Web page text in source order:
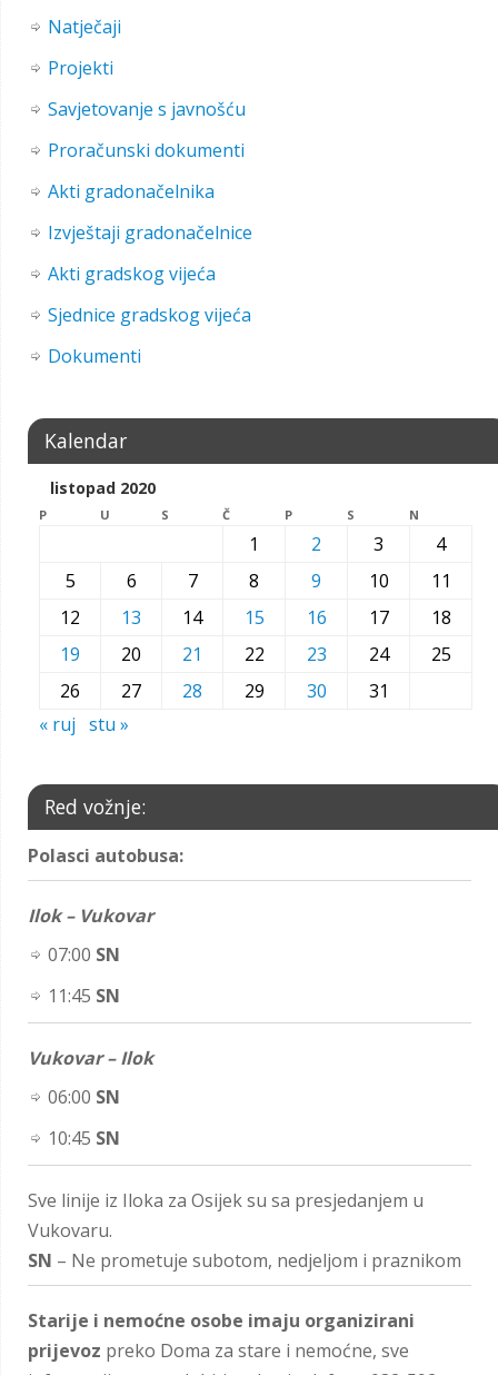
Natječaji
Projekti
Savjetovanje s javnošću
Proračunski dokumenti
Akti gradonačelnika
Izvještaji gradonačelnice
Akti gradskog vijeća
Sjednice gradskog vijeća
Dokumenti
Kalendar
listopad 2020
P U S Č P S N
1 2 3
4
5
6 7 8 9 10
11
12
13 14 15 16 17
18
19
20 21 22 23 24
25
26
27 28 29 30
31
« ruj stu »
Red vožnje:
Polasci autobusa:
Ilok – Vukovar
07:00 SN
11:45 SN
Vukovar – Ilok
06:00 SN
10:45 SN
Sve linije iz Iloka za Osijek su sa presjedanjem u
Vukovaru.
SN – Ne prometuje subotom, nedjeljom i praznikom
Starije i nemoćne osobe imaju organizirani
prijevoz preko Doma za stare i nemoćne, sve